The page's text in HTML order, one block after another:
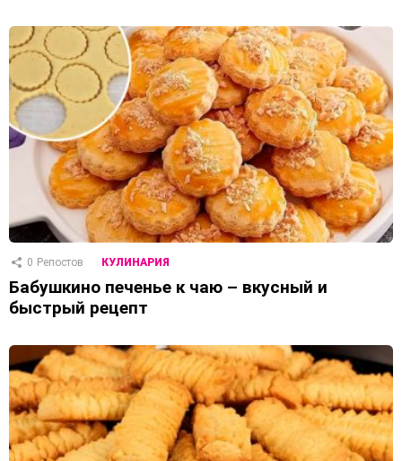
0 Репостов КУЛИНАРИЯ
Бабушкино печенье к чаю – вкусный и
быстрый рецепт